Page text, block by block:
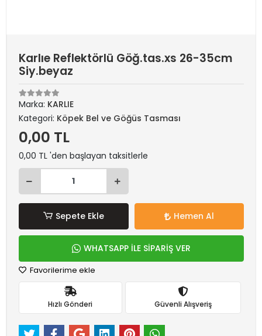
Karlıe Reflektörlü Göğ.tas.xs 26-35cm
Siy.beyaz
Marka: KARLIE
Kategori: Köpek Bel ve Göğüs Tasması
0,00 TL
0,00 TL 'den başlayan taksitlerle
Sepete Ekle Hemen Al
WHATSAPP İLE SİPARİŞ VER
Favorilerime ekle
Hızlı Gönderi Güvenli Alışveriş